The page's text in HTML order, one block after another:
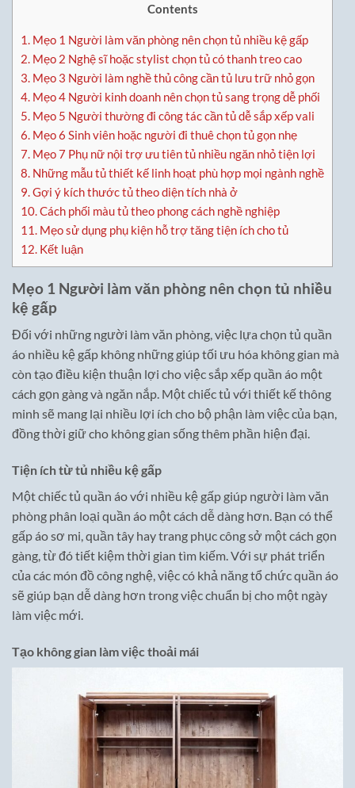
Contents
1. Mẹo 1 Người làm văn phòng nên chọn tủ nhiều kệ gấp
2. Mẹo 2 Nghệ sĩ hoặc stylist chọn tủ có thanh treo cao
3. Mẹo 3 Người làm nghề thủ công cần tủ lưu trữ nhỏ gọn
4. Mẹo 4 Người kinh doanh nên chọn tủ sang trọng dễ phối
5. Mẹo 5 Người thường đi công tác cần tủ dễ sắp xếp vali
6. Mẹo 6 Sinh viên hoặc người đi thuê chọn tủ gọn nhẹ
7. Mẹo 7 Phụ nữ nội trợ ưu tiên tủ nhiều ngăn nhỏ tiện lợi
8. Những mẫu tủ thiết kế linh hoạt phù hợp mọi ngành nghề
9.Gợi ý kích thước tủ theo diện tích nhà ở
10.Cách phối màu tủ theo phong cách nghề nghiệp
11. Mẹo sử dụng phụ kiện hỗ trợ tăng tiện ích cho tủ
12. Kết luận
Mẹo 1 Người làm văn phòng nên chọn tủ nhiều
kệ gấp
Đối với những người làm văn phòng, việc lựa chọn tủ quần
áo nhiều kệ gấp không những giúp tối ưu hóa không gian mà
còn tạo điều kiện thuận lợi cho việc sắp xếp quần áo một
cách gọn gàng và ngăn nắp. Một chiếc tủ với thiết kế thông
minh sẽ mang lại nhiều lợi ích cho bộ phận làm việc của bạn,
đồng thời giữ cho không gian sống thêm phần hiện đại.
Tiện ích từ tủ nhiều kệ gấp
Một chiếc tủ quần áo với nhiều kệ gấp giúp người làm văn
phòng phân loại quần áo một cách dễ dàng hơn. Bạn có thể
gấp áo sơ mi, quần tây hay trang phục công sở một cách gọn
gàng, từ đó tiết kiệm thời gian tìm kiếm. Với sự phát triển
của các món đồ công nghệ, việc có khả năng tổ chức quần áo
sẽ giúp bạn dễ dàng hơn trong việc chuẩn bị cho một ngày
làm việc mới.
Tạo không gian làm việc thoải mái